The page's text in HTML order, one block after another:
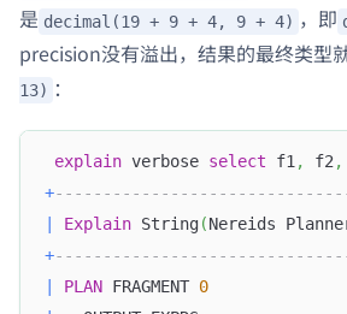
是 decimal(19 + 9 + 4, 9 + 4) ，即
precision没有溢出，结果的最终类型
13) ：
explain verbose select f1 , f2 ,
+
Explain String(Nereids
+
PLAN FRAGMENT 0